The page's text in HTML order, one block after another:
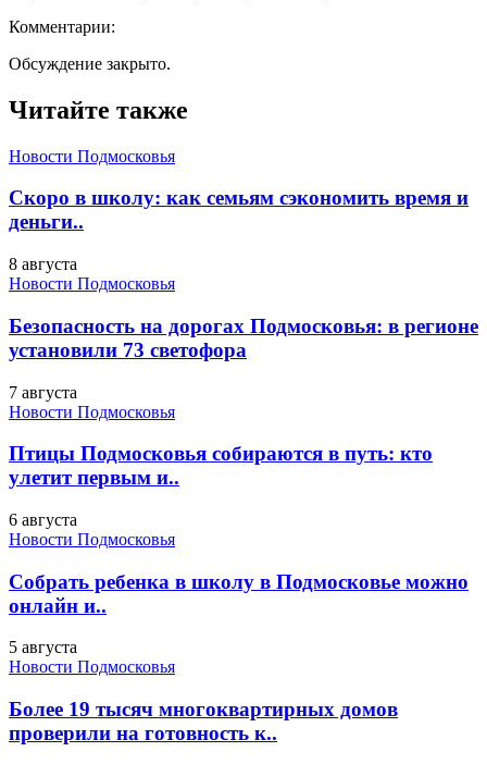
Комментарии:
Обсуждение закрыто.
Читайте также
Новости Подмосковья
Скоро в школу: как семьям сэкономить время и
деньги..
8 августа
Новости Подмосковья
Безопасность на дорогах Подмосковья: в регионе
установили 73 светофора
7 августа
Новости Подмосковья
Птицы Подмосковья собираются в путь: кто
улетит первым и..
6 августа
Новости Подмосковья
Собрать ребенка в школу в Подмосковье можно
онлайн и..
5 августа
Новости Подмосковья
Более 19 тысяч многоквартирных домов
проверили на готовность к..